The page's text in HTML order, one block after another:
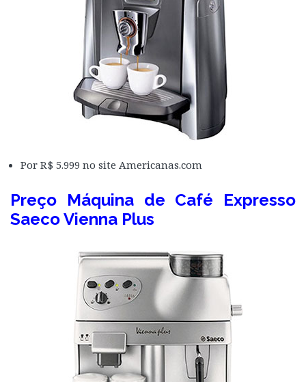
Por R$ 5.999 no site Americanas.com
Preço Máquina de Café Expresso
Saeco Vienna Plus